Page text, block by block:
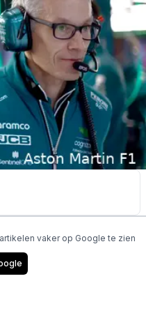
vaker op Google te zien